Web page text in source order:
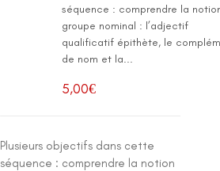
séquence : comprendre la
groupe nominal : l’adjectif
qualificatif épithète, le
de nom et la...
5,00€
Plusieurs objectifs dans cette
séquence : comprendre la notion